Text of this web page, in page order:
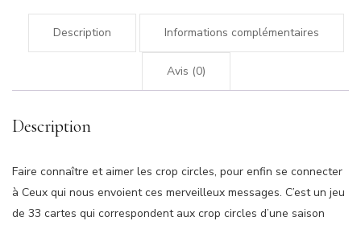
Description Informations complémentaires
Avis (0)
Description
Faire connaître et aimer les crop circles, pour enfin se connecter
à Ceux qui nous envoient ces merveilleux messages. C’est un jeu
de 33 cartes qui correspondent aux crop circles d’une saison